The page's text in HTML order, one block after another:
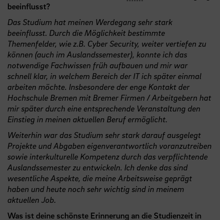
beeinflusst?
Das Studium hat meinen Werdegang sehr stark
beeinflusst. Durch die Möglichkeit bestimmte
Themenfelder, wie z.B. Cyber Security, weiter vertiefen zu
können (auch im Auslandssemester), konnte ich das
notwendige Fachwissen früh aufbauen und mir war
schnell klar, in welchem Bereich der IT ich später einmal
arbeiten möchte. Insbesondere der enge Kontakt der
Hochschule Bremen mit Bremer Firmen / Arbeitgebern hat
mir später durch eine entsprechende Veranstaltung den
Einstieg in meinen aktuellen Beruf ermöglicht.
Weiterhin war das Studium sehr stark darauf ausgelegt
Projekte und Abgaben eigenverantwortlich voranzutreiben
sowie interkulturelle Kompetenz durch das verpflichtende
Auslandssemester zu entwickeln. Ich denke das sind
wesentliche Aspekte, die meine Arbeitsweise geprägt
haben und heute noch sehr wichtig sind in meinem
aktuellen Job.
Was ist deine schönste Erinnerung an die Studienzeit in